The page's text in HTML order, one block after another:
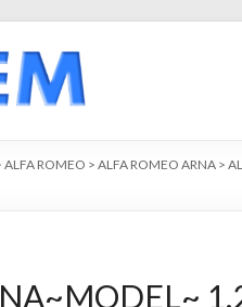
ALFA ROMEO > ALFA ROMEO ARNA >